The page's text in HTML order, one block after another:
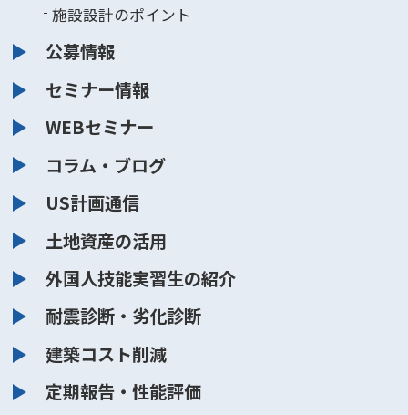
施設設計のポイント
公募情報
セミナー情報
WEBセミナー
コラム・ブログ
US計画通信
土地資産の活用
外国人技能実習生の紹介
耐震診断・劣化診断
建築コスト削減
定期報告・性能評価